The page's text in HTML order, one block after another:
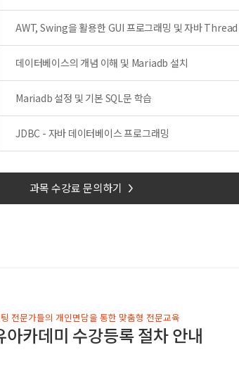
AWT, Swing을 활용한 GUI 프로그래밍 및 자바
데이터베이스의 개념 이해 및 Mariadb 설치
Mariadb 설정 및 기본 SQL문 학습
JDBC - 자바 데이터베이스 프로그래밍
과목 수강료 문의하기 >
전문가들의 개인면담을 통한 맞춤형 전문교육
아카데미 수강등록 절차 안내